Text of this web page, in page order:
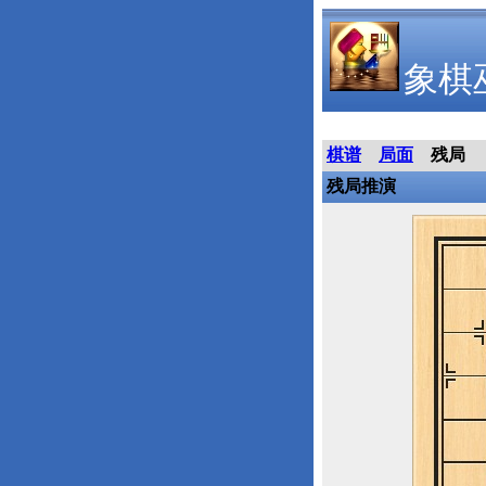
象棋
棋谱 局面
残局
残局推演